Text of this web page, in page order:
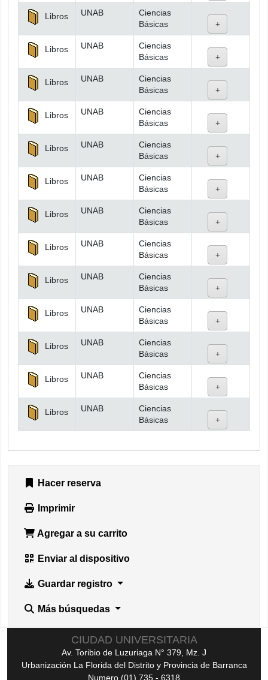
Libros UNAB
Ciencias
Básicas
Libros UNAB
Ciencias
Básicas
Libros UNAB
Ciencias
Básicas
Libros UNAB
Ciencias
Básicas
Libros UNAB
Ciencias
Básicas
Libros UNAB
Ciencias
Básicas
Libros UNAB
Ciencias
Básicas
Libros UNAB
Ciencias
Básicas
Libros UNAB
Ciencias
Básicas
Libros UNAB
Ciencias
Básicas
Libros UNAB
Ciencias
Básicas
Libros UNAB
Ciencias
Básicas
Libros UNAB
Ciencias
Básicas
Hacer reserva
Imprimir
Agregar a su carrito
Enviar al dispositivo
Guardar registro
Más búsquedas
CIUDAD UNIVERSITARIA
Av. Toribio de Luzuriaga N° 379, Mz. J
Urbanización La Florida del Distrito y Provincia de Barranca
Numero (01) 735 - 6318